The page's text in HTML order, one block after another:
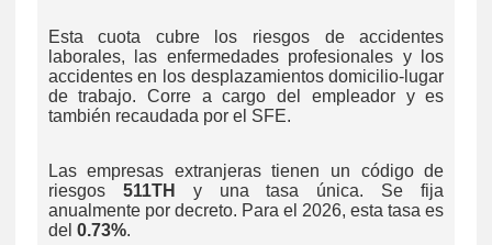
Esta cuota cubre los riesgos de accidentes
laborales, las enfermedades profesionales y los
accidentes en los desplazamientos domicilio-lugar
de trabajo. Corre a cargo del empleador y es
también recaudada por el SFE.
Las empresas extranjeras tienen un código de
riesgos 511TH
y una tasa única. Se fija
anualmente por decreto. Para el 2026, esta tasa es
del 0.73%.